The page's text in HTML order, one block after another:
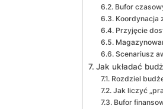
Bufor
Koordynacja
Przyjęcie
Scenariusz
Jak układać
Rozdziel
Jak liczyć
Bufor